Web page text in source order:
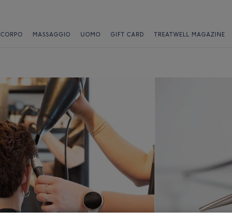
CORPO MASSAGGIO UOMO GIFT CARD TREATWELL MAGAZINE